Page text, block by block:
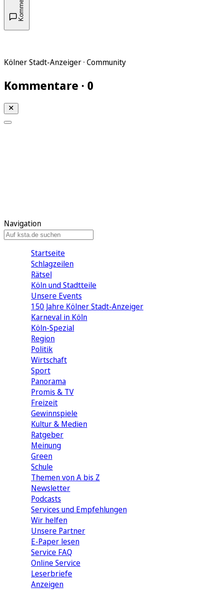
Kölner Stadt-Anzeiger · Community
Kommentare · 0
Navigation
Startseite
Schlagzeilen
Rätsel
Köln und Stadtteile
Unsere Events
150 Jahre Kölner Stadt-Anzeiger
Karneval in Köln
Köln-Spezial
Region
Politik
Wirtschaft
Sport
Panorama
Promis & TV
Freizeit
Gewinnspiele
Kultur & Medien
Ratgeber
Meinung
Green
Schule
Themen von A bis Z
Newsletter
Podcasts
Services und Empfehlungen
Wir helfen
Unsere Partner
E-Paper lesen
Service FAQ
Online Service
Leserbriefe
Anzeigen